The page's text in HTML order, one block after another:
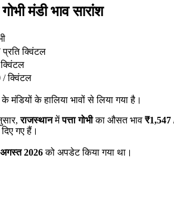
मंडी भाव सारांश
प्रति क्विंटल
क्विंटल
/क्विंटल
मंडियों के हालिया भावों से लिया गया है।
राजस्थानमेंपत्ता गोभीका औसत भाव ₹1,547
गए हैं।
2026को अपडेट किया गया था।